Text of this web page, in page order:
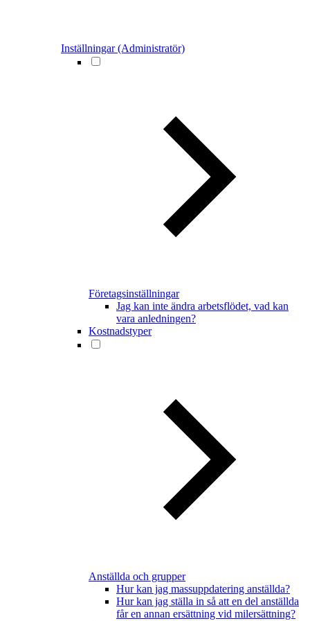
Inställningar (Administratör)
Företagsinställningar
Jag kan inte ändra arbetsflödet, vad kan
vara anledningen?
Kostnadstyper
Anställda och grupper
Hur kan jag massuppdatering anställda?
Hur kan jag ställa in så att en del anställda
får en annan ersättning vid milersättning?